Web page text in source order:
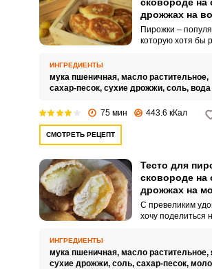
дрожжах на
Пирожки –
которую хотя бы
идеальный рецепт
ИНГРЕДИЕНТЫ
мука пшеничная, масло растительное,
сахар-песок, сухие дрожжи, соль, вода
75 мин 443.6 кКал
СМОТРЕТЬ РЕЦЕПТ
Тесто для
сковороде на
дрожжах на
С превеликим
хочу поделиться
молоке. Такое
невероятно
ИНГРЕДИЕНТЫ
мука пшеничная, масло растительное,
сухие дрожжи, соль, сахар-песок,